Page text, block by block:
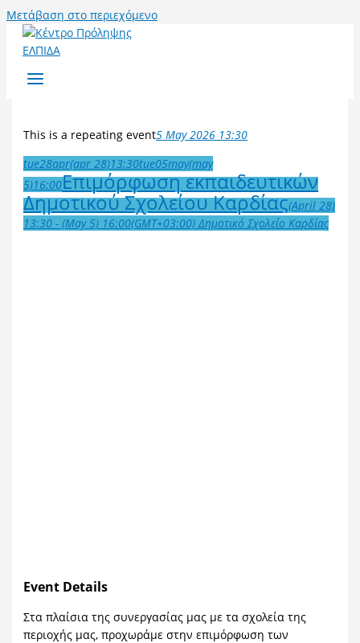
Μετάβαση στο περιεχόμενο
This is a repeating event5 May 2026 13:30
tue28apr(apr 28)13:30tue05may(may
5)16:00Επιμόρφωση εκπαιδευτικών
Δημοτικού Σχολείου Καρδίας(April 28)
13:30 - (May 5) 16:00(GMT+03:00) Δημοτικό Σχολείο Καρδίας
Event Details
Στα πλαίσια της συνεργασίας μας με τα σχολεία της
περιοχής μας, προχωράμε στην επιμόρφωση των